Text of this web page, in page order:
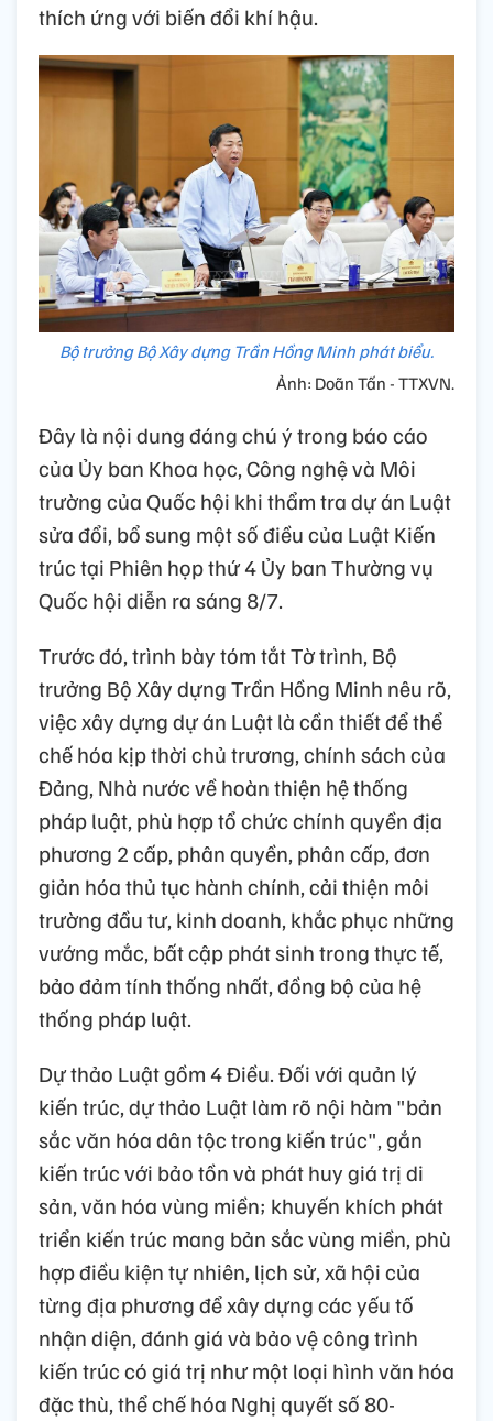
thích ứng với biến đổi khí hậu.
Bộ trưởng Bộ Xây dựng Trần Hồng Minh phát biểu.
Ảnh: Doãn Tấn - TTXVN.
Đây là nội dung đáng chú ý trong báo cáo
của Ủy ban Khoa học, Công nghệ và Môi
trường của Quốc hội khi thẩm tra dự án Luật
sửa đổi, bổ sung một số điều của Luật Kiến
trúc tại Phiên họp thứ 4 Ủy ban Thường vụ
Quốc hội diễn ra sáng 8/7.
Trước đó, trình bày tóm tắt Tờ trình, Bộ
trưởng Bộ Xây dựng Trần Hồng Minh nêu rõ,
việc xây dựng dự án Luật là cần thiết để thể
chế hóa kịp thời chủ trương, chính sách của
Đảng, Nhà nước về hoàn thiện hệ thống
pháp luật, phù hợp tổ chức chính quyền địa
phương 2 cấp, phân quyền, phân cấp, đơn
giản hóa thủ tục hành chính, cải thiện môi
trường đầu tư, kinh doanh, khắc phục những
vướng mắc, bất cập phát sinh trong thực tế,
bảo đảm tính thống nhất, đồng bộ của hệ
thống pháp luật.
Dự thảo Luật gồm 4 Điều. Đối với quản lý
kiến trúc, dự thảo Luật làm rõ nội hàm "bản
sắc văn hóa dân tộc trong kiến trúc", gắn
kiến trúc với bảo tồn và phát huy giá trị di
sản, văn hóa vùng miền; khuyến khích phát
triển kiến trúc mang bản sắc vùng miền, phù
hợp điều kiện tự nhiên, lịch sử, xã hội của
từng địa phương để xây dựng các yếu tố
nhận diện, đánh giá và bảo vệ công trình
kiến trúc có giá trị như một loại hình văn hóa
đặc thù, thể chế hóa Nghị quyết số 80-